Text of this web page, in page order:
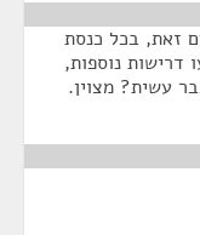
זאת, בכל כנסת
דרישות נוספות,
עשית? מצוין.